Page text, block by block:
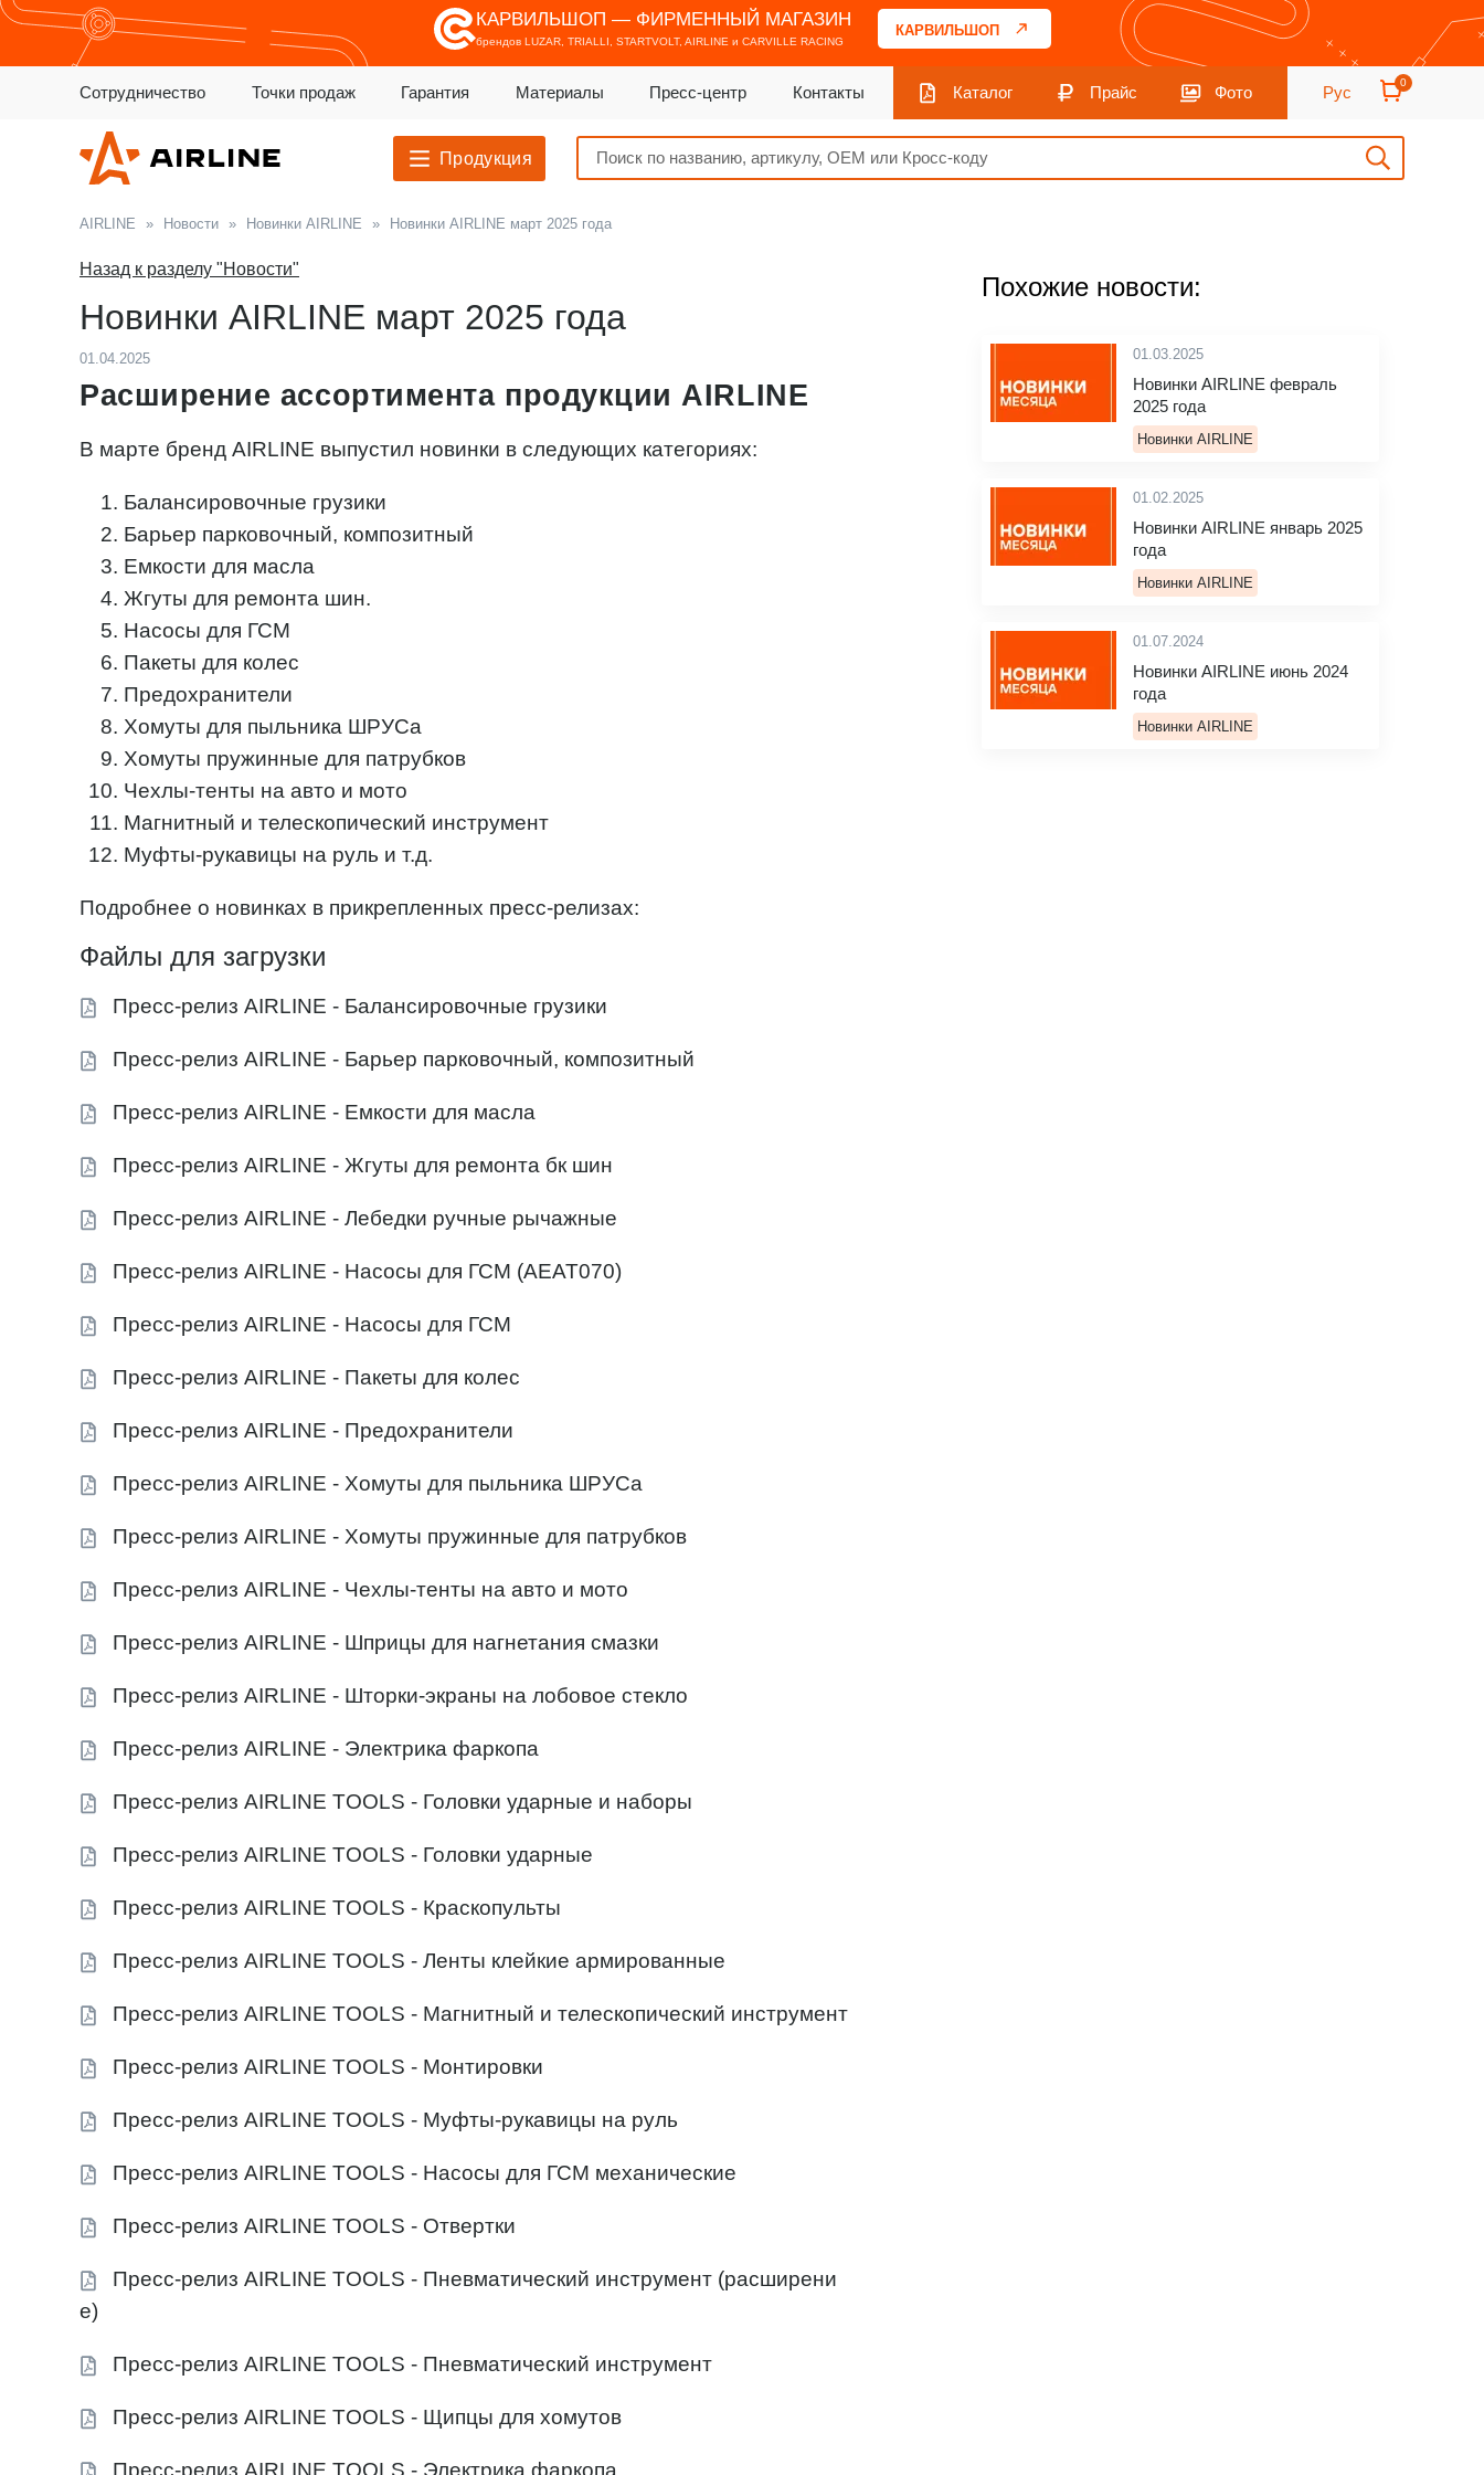
КАРВИЛЬШОП — ФИРМЕННЫЙ МАГАЗИН
брендов LUZAR, TRIALLI, STARTVOLT, AIRLINE и CARVILLE RACING
КАРВИЛЬШОП
Сотрудничество Точки продаж Гарантия Материалы Пресс-центр Контакты Каталог Прайс Фото Рус
0
Продукция
AIRLINE » Новости » Новинки AIRLINE » Новинки AIRLINE март 2025 года
Назад к разделу "Новости"
Новинки AIRLINE март 2025 года
01.04.2025
Расширение ассортимента продукции AIRLINE
В марте бренд AIRLINE выпустил новинки в следующих категориях:
Балансировочные грузики
Барьер парковочный, композитный
Емкости для масла
Жгуты для ремонта шин.
Насосы для ГСМ
Пакеты для колес
Предохранители
Хомуты для пыльника ШРУСа
Хомуты пружинные для патрубков
Чехлы-тенты на авто и мото
Магнитный и телескопический инструмент
Муфты-рукавицы на руль и т.д.
Подробнее о новинках в прикрепленных пресс-релизах:
Файлы для загрузки
Пресс-релиз AIRLINE - Балансировочные грузики
Пресс-релиз AIRLINE - Барьер парковочный, композитный
Пресс-релиз AIRLINE - Емкости для масла
Пресс-релиз AIRLINE - Жгуты для ремонта бк шин
Пресс-релиз AIRLINE - Лебедки ручные рычажные
Пресс-релиз AIRLINE - Насосы для ГСМ (AEAT070)
Пресс-релиз AIRLINE - Насосы для ГСМ
Пресс-релиз AIRLINE - Пакеты для колес
Пресс-релиз AIRLINE - Предохранители
Пресс-релиз AIRLINE - Хомуты для пыльника ШРУСа
Пресс-релиз AIRLINE - Хомуты пружинные для патрубков
Пресс-релиз AIRLINE - Чехлы-тенты на авто и мото
Пресс-релиз AIRLINE - Шприцы для нагнетания смазки
Пресс-релиз AIRLINE - Шторки-экраны на лобовое стекло
Пресс-релиз AIRLINE - Электрика фаркопа
Пресс-релиз AIRLINE TOOLS - Головки ударные и наборы
Пресс-релиз AIRLINE TOOLS - Головки ударные
Пресс-релиз AIRLINE TOOLS - Краскопульты
Пресс-релиз AIRLINE TOOLS - Ленты клейкие армированные
Пресс-релиз AIRLINE TOOLS - Магнитный и телескопический инструмент
Пресс-релиз AIRLINE TOOLS - Монтировки
Пресс-релиз AIRLINE TOOLS - Муфты-рукавицы на руль
Пресс-релиз AIRLINE TOOLS - Насосы для ГСМ механические
Пресс-релиз AIRLINE TOOLS - Отвертки
Пресс-релиз AIRLINE TOOLS - Пневматический инструмент (расширени
е)
Пресс-релиз AIRLINE TOOLS - Пневматический инструмент
Пресс-релиз AIRLINE TOOLS - Щипцы для хомутов
Пресс-релиз AIRLINE TOOLS - Электрика фаркопа
Похожие новости:
01.03.2025
Новинки AIRLINE февраль
2025 года
Новинки AIRLINE
01.02.2025
Новинки AIRLINE январь 2025
года
Новинки AIRLINE
01.07.2024
Новинки AIRLINE июнь 2024
года
Новинки AIRLINE